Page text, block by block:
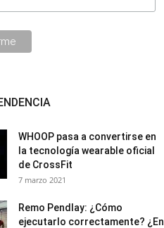
WHOOP pasa a convertirse en
la tecnología wearable oficial
de CrossFit
7 marzo 2021
Remo Pendlay: ¿Cómo
ejecutarlo correctamente? ¿En